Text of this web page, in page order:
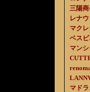
三陽
レナ
マク
ベスビ
マン
マド